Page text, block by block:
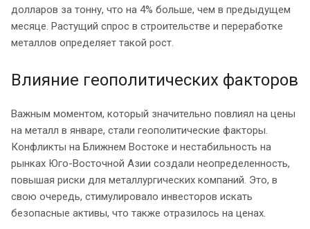
долларов за тонну, что на 4% больше, чем в предыдущем
месяце. Растущий спрос в строительстве и переработке
металлов определяет такой рост.
Влияние геополитических факторов
Важным моментом, который значительно повлиял на цены
на металл в январе, стали геополитические факторы.
Конфликты на Ближнем Востоке и нестабильность на
рынках Юго-Восточной Азии создали неопределенность,
повышая риски для металлургических компаний. Это, в
свою очередь, стимулировало инвесторов искать
безопасные активы, что также отразилось на ценах.